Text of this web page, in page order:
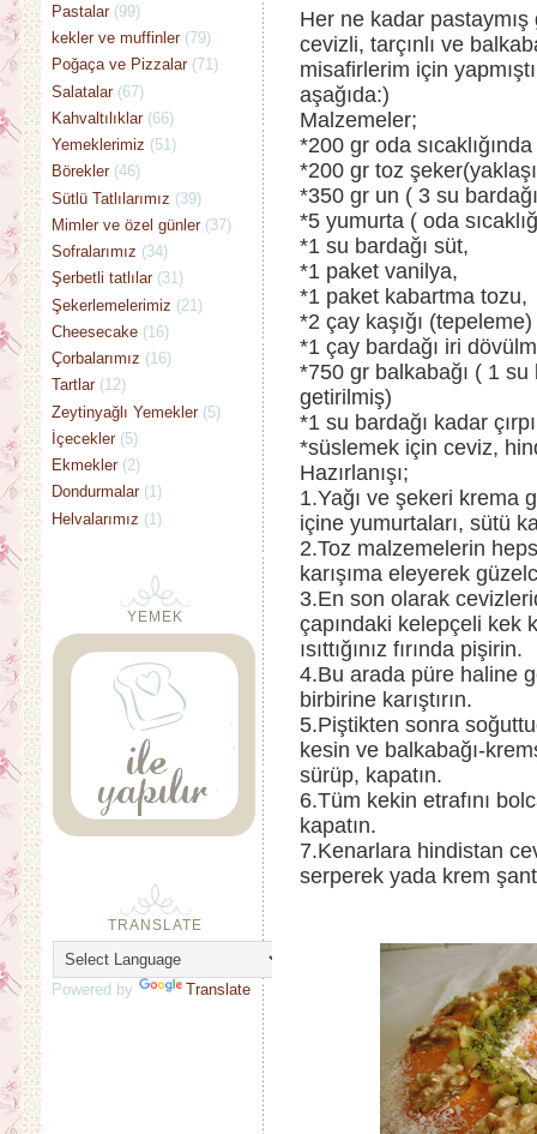
Her ne kadar
cevizli, tarçınlı ve
misafirlerim için
aşağıda:)
Malzemeler;
*200 gr oda
*200 gr toz
*350 gr un ( 3 su
*5 yumurta ( oda
*1 su bardağı süt,
*1 paket vanilya,
*1 paket kabartma tozu,
*2 çay kaşığı (tepeleme)
*1 çay bardağı iri
*750 gr balkabağı ( 1
getirilmiş)
*1 su bardağı kadar
*süslemek için ceviz,
Hazırlanışı;
1.Yağı ve şekeri krema
içine yumurtaları, sütü
2.Toz malzemelerin
karışıma eleyerek
3.En son olarak
çapındaki kelepçeli kek
ısıttığınız fırında pişirin.
4.Bu arada püre haline
birbirine karıştırın.
5.Piştikten sonra
kesin ve balkabağı-
sürüp, kapatın.
6.Tüm kekin etrafını
kapatın.
7.Kenarlara hindistan
serperek yada krem
Pastalar (99)
kekler ve muffinler (79)
Poğaça ve Pizzalar (71)
Salatalar (67)
Kahvaltılıklar (66)
Yemeklerimiz (51)
Börekler (46)
Sütlü Tatlılarımız (39)
Mimler ve özel günler (37)
Sofralarımız (34)
Şerbetli tatlılar (31)
Şekerlemelerimiz (21)
Cheesecake (16)
Çorbalarımız (16)
Tartlar (12)
Zeytinyağlı Yemekler (5)
İçecekler (5)
Ekmekler (2)
Dondurmalar (1)
Helvalarımız (1)
YEMEK
TRANSLATE
Powered by Translate